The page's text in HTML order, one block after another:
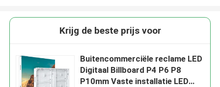
Krijg de beste prijs voor
Buitencommerciële reclame LED
Digitaal Billboard P4 P6 P8
P10mm Vaste installatie LED